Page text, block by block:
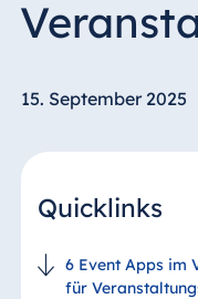
15. September 2025
Quicklinks
6 Event Apps im
für